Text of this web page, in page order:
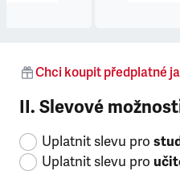
Chci koupit předplatné
II. Slevové
Uplatnit slevu pro
Uplatnit slevu pro